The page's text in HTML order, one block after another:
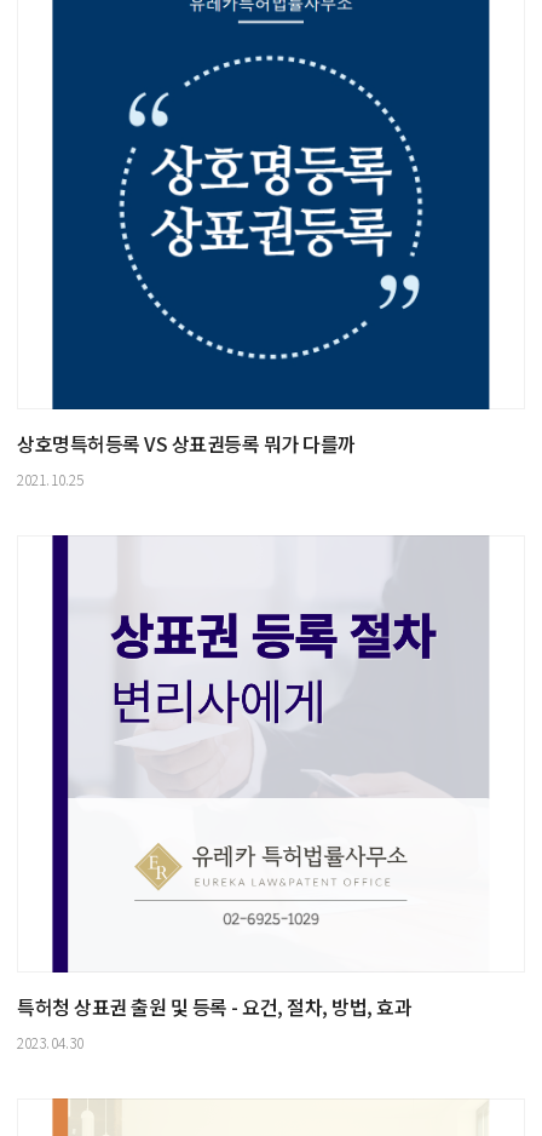
상호명특허등록 VS 상표권등록 뭐가 다를까
2021.10.25
특허청 상표권 출원 및 등록 - 요건, 절차, 방법, 효과
2023.04.30